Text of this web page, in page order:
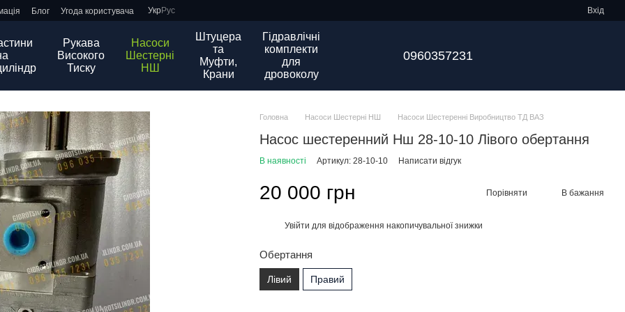
Блог Угода користувача УкрРус Вхід
Рукава
Високого
Тиску
Насоси
Шестерні
НШ
Штуцера
та
Муфти,
Крани
Гідравлічні
комплекти
для
дровоколу
0960357231
Головна Насоси Шестерні НШ Насоси Шестеренні Виробництво ТД ВАЗ
Насос шестеренний Нш 28-10-10 Лівого обертання
В наявності Артикул: 28-10-10 Написати відгук
20 000 грн Порівняти В бажання
Увійти для відображення накопичувальної знижки
Обертання
Лівий Правий